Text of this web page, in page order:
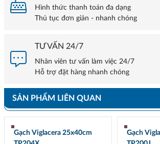
Hình thức thanh toán đa dạng
Thủ tục đơn giản - nhanh chóng
TƯ VẤN 24/7
Nhân viên tư vấn làm việc 24/7
Hỗ trợ đặt hàng nhanh chóng
SẢN PHẨM LIÊN QUAN
Gạch Viglacera 25x40cm
Gạch